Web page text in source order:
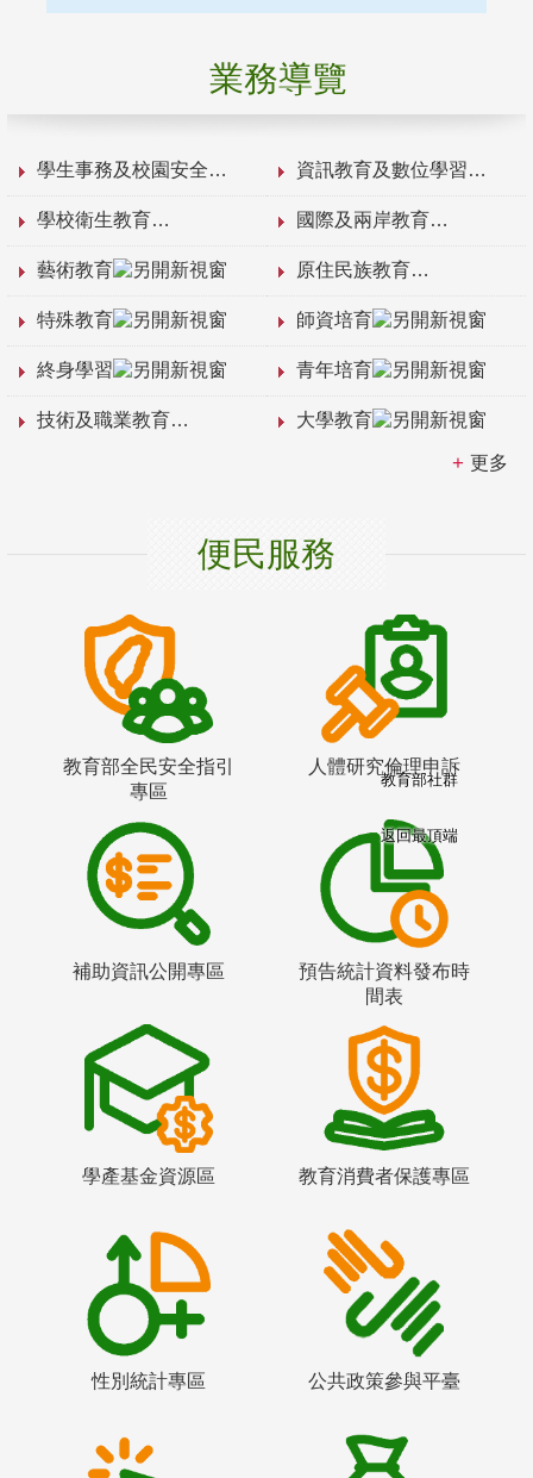
業務導覽
學生事務及校園安全 資訊教育及數位學習
學校衛生教育 國際及兩岸教育
藝術教育 原住民族教育
特殊教育 師資培育
終身學習 青年培育
技術及職業教育 大學教育
更多
便民服務
教育部全民安全指引
專區
人體研究倫理申訴
補助資訊公開專區
預告統計資料發布時
間表
學產基金資源區 教育消費者保護專區
性別統計專區 公共政策參與平臺
教育部社群
返回最頂端